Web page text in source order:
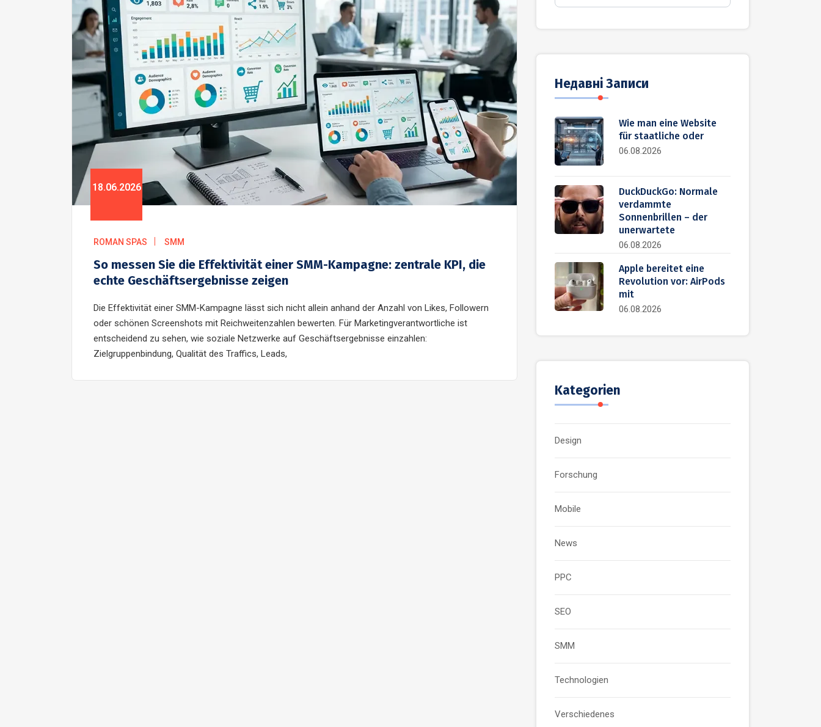
18.06.2026
ROMAN SPAS SMM
So messen Sie die Effektivität einer SMM-Kampagne: zentrale KPI, die
echte Geschäftsergebnisse zeigen
Die Effektivität einer SMM-Kampagne lässt sich nicht allein anhand der Anzahl von Likes, Followern
oder schönen Screenshots mit Reichweitenzahlen bewerten. Für Marketingverantwortliche ist
entscheidend zu sehen, wie soziale Netzwerke auf Geschäftsergebnisse einzahlen:
Zielgruppenbindung, Qualität des Traffics, Leads,
Недавні Записи
Wie man eine Website
für staatliche oder
06.08.2026
DuckDuckGo: Normale
verdammte
Sonnenbrillen – der
unerwartete
06.08.2026
Apple bereitet eine
Revolution vor: AirPods
mit
06.08.2026
Kategorien
Design
Forschung
Mobile
News
PPC
SEO
SMM
Technologien
Verschiedenes